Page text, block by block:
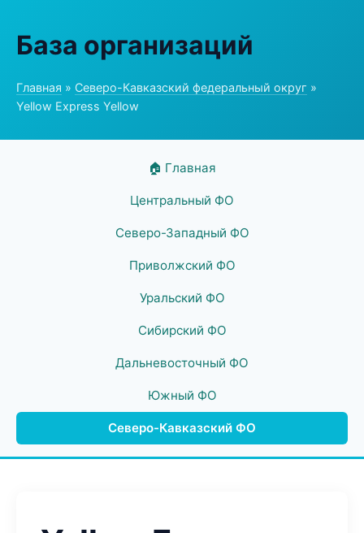
База организаций
Главная » Северо-Кавказский федеральный округ »
Yellow Express Yellow
🏠 Главная
Центральный ФО
Северо-Западный ФО
Приволжский ФО
Уральский ФО
Сибирский ФО
Дальневосточный ФО
Южный ФО
Северо-Кавказский ФО